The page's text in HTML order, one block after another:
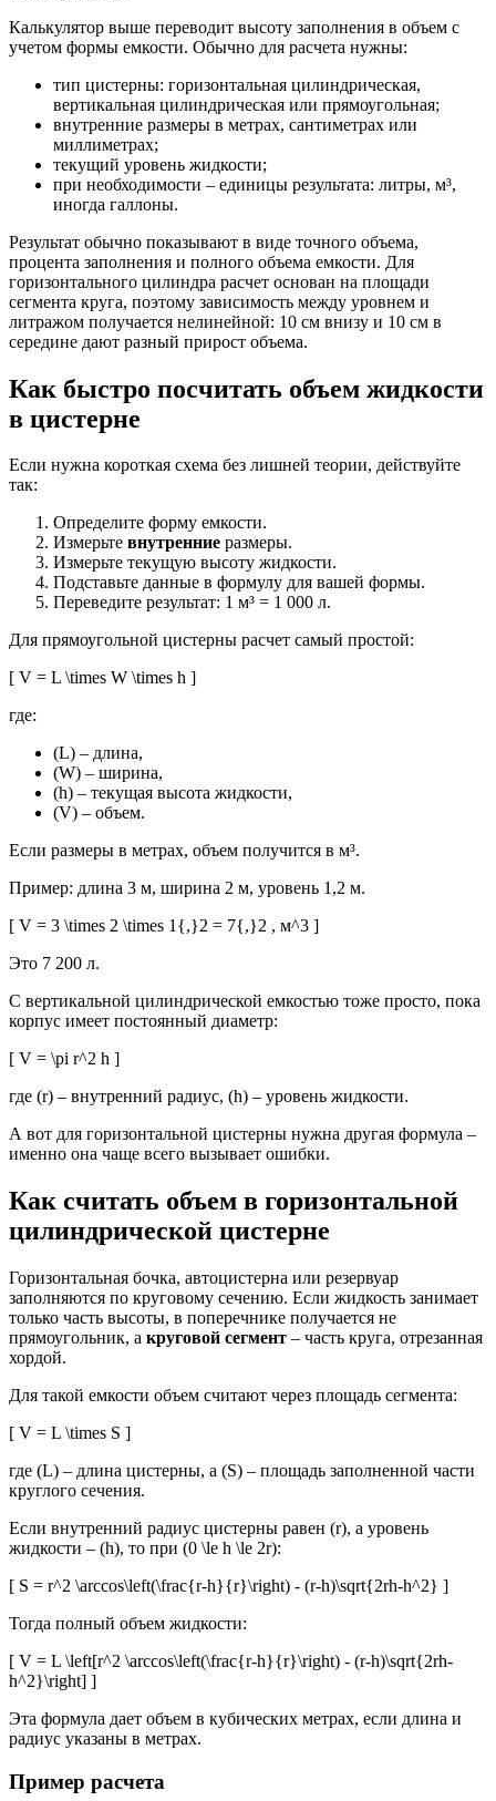
Калькулятор выше переводит высоту заполнения в объем с
учетом формы емкости. Обычно для расчета нужны:
тип цистерны: горизонтальная цилиндрическая,
вертикальная цилиндрическая или прямоугольная;
внутренние размеры в метрах, сантиметрах или
миллиметрах;
текущий уровень жидкости;
при необходимости – единицы результата: литры, м³,
иногда галлоны.
Результат обычно показывают в виде точного объема,
процента заполнения и полного объема емкости. Для
горизонтального цилиндра расчет основан на площади
сегмента круга, поэтому зависимость между уровнем и
литражом получается нелинейной: 10 см внизу и 10 см в
середине дают разный прирост объема.
Как быстро посчитать объем жидкости
в цистерне
Если нужна короткая схема без лишней теории, действуйте
так:
Определите форму емкости.
Измерьте внутренние размеры.
Измерьте текущую высоту жидкости.
Подставьте данные в формулу для вашей формы.
Переведите результат: 1 м³ = 1 000 л.
Для прямоугольной цистерны расчет самый простой:
[ V = L \times W \times h ]
где:
(L) – длина,
(W) – ширина,
(h) – текущая высота жидкости,
(V) – объем.
Если размеры в метрах, объем получится в м³.
Пример: длина 3 м, ширина 2 м, уровень 1,2 м.
[ V = 3 \times 2 \times 1{,}2 = 7{,}2 , м^3 ]
Это 7 200 л.
С вертикальной цилиндрической емкостью тоже просто, пока
корпус имеет постоянный диаметр:
[ V = \pi r^2 h ]
где (r) – внутренний радиус, (h) – уровень жидкости.
А вот для горизонтальной цистерны нужна другая формула –
именно она чаще всего вызывает ошибки.
Как считать объем в горизонтальной
цилиндрической цистерне
Горизонтальная бочка, автоцистерна или резервуар
заполняются по круговому сечению. Если жидкость занимает
только часть высоты, в поперечнике получается не
прямоугольник, а круговой сегмент – часть круга, отрезанная
хордой.
Для такой емкости объем считают через площадь сегмента:
[ V = L \times S ]
где (L) – длина цистерны, а (S) – площадь заполненной части
круглого сечения.
Если внутренний радиус цистерны равен (r), а уровень
жидкости – (h), то при (0 \le h \le 2r):
[ S = r^2 \arccos\left(\frac{r-h}{r}\right) - (r-h)\sqrt{2rh-h^2} ]
Тогда полный объем жидкости:
[ V = L \left[r^2 \arccos\left(\frac{r-h}{r}\right) - (r-h)\sqrt{2rh-
h^2}\right] ]
Эта формула дает объем в кубических метрах, если длина и
радиус указаны в метрах.
Пример расчета